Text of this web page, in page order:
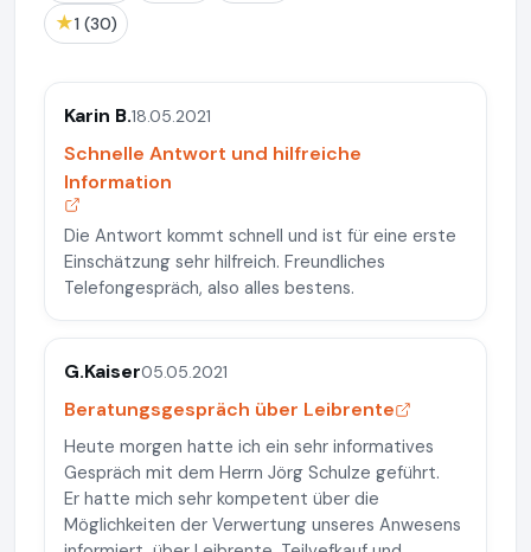
★ 1 (30)
Karin B.18.05.2021
Schnelle Antwort und hilfreiche
Information
Die Antwort kommt schnell und ist für eine erste
Einschätzung sehr hilfreich. Freundliches
Telefongespräch, also alles bestens.
G.Kaiser05.05.2021
Beratungsgespräch über Leibrente
Heute morgen hatte ich ein sehr informatives
Gespräch mit dem Herrn Jörg Schulze geführt.
Er hatte mich sehr kompetent über die
Möglichkeiten der Verwertung unseres Anwesens